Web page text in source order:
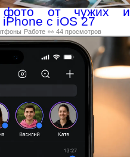
фото от чужих и
с iOS 27
Работе 👀 44 просмотров